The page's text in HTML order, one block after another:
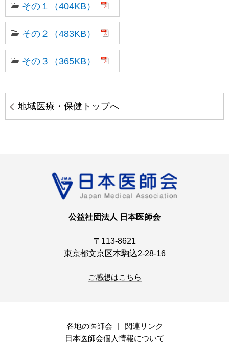
その１（404KB）
その２（483KB）
その３（365KB）
地域医療・保健トップへ
公益社団法人 日本医師会
〒113-8621
東京都文京区本駒込2-28-16
ご感想はこちら
各地の医師会
関連リンク
日本医師会個人情報について